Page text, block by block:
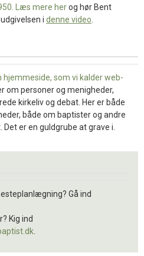
Læs mere herog hør Bent
i denne video
hjemmeside, som vi kalder web-
om personer og menigheder,
kirkeliv og debat. Her er både
både om baptister og andre
er en guldgrube at grave i.
Gå ind
Kig ind